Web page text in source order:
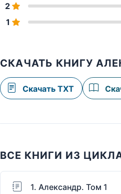
2
1
СКАЧАТЬ КНИГУ
Скачать TXT
ВСЕ КНИГИ ИЗ
1. Александр. Том 1